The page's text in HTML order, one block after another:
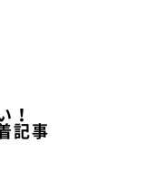
いかわかったり、研
！
記事